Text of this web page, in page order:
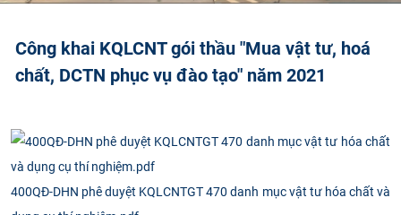
TUYỂN SINH
ĐẢM BẢO CHẤT LƯỢNG
KHOA HỌC CÔNG NGHỆ
Công khai KQLCNT gói thầu "Mua vật tư, hoá
chất, DCTN phục vụ đào tạo" năm 2021
400QĐ-DHN phê duyệt KQLCNTGT 470 danh mục vật tư hóa chất và